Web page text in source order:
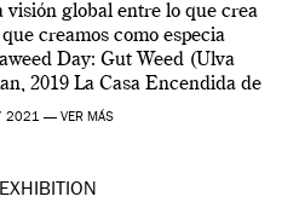
global entre lo que crea
creamos como especia
Day: Gut Weed (Ulva
2019 La Casa Encendida de
Wellcome […]
2021 — VER MÁS
EXHIBITION